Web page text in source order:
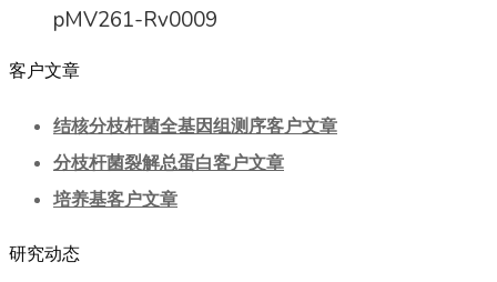
pMV261-Rv0009
客户文章
结核分枝杆菌全基因组测序客户文章
分枝杆菌裂解总蛋白客户文章
培养基客户文章
研究动态